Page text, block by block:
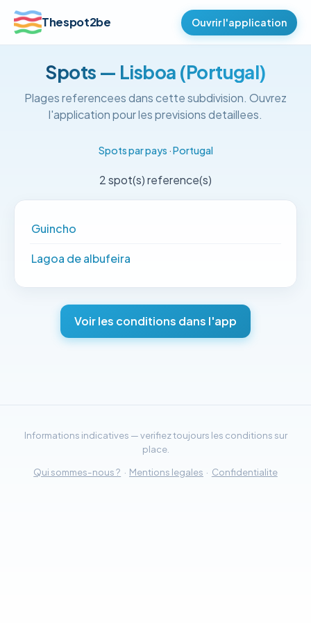
Thespot2be Ouvrir l'application
Spots — Lisboa (Portugal)
Plages referencees dans cette subdivision. Ouvrez
l'application pour les previsions detaillees.
Spots par pays ·Portugal
2 spot(s) reference(s)
Guincho
Lagoa de albufeira
Voir les conditions dans l'app
Informations indicatives — verifiez toujours les conditions sur
place.
Qui sommes-nous ? · Mentions legales · Confidentialite